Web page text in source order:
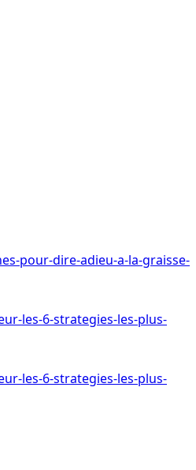
pour-dire-adieu-a-la-graisse-
les-6-strategies-les-plus-
les-6-strategies-les-plus-